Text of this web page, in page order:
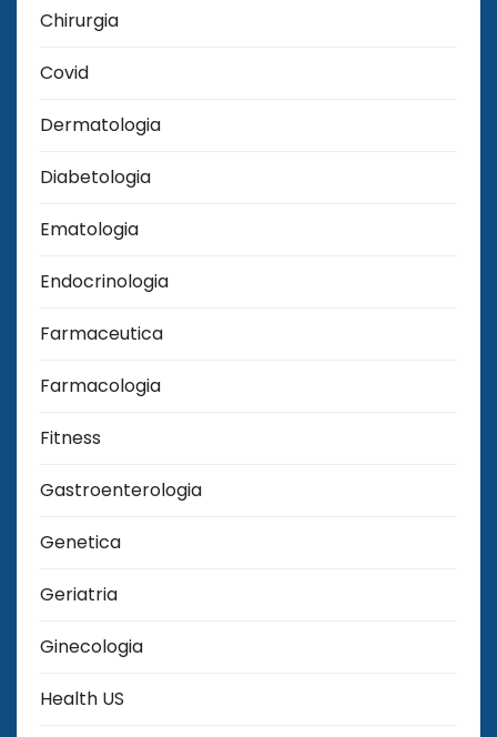
Chirurgia
Covid
Dermatologia
Diabetologia
Ematologia
Endocrinologia
Farmaceutica
Farmacologia
Fitness
Gastroenterologia
Genetica
Geriatria
Ginecologia
Health US